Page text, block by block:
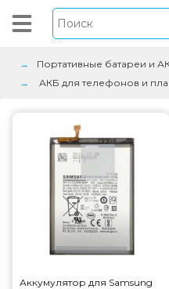
Портативные батареи и
АКБ для телефонов и
Аккумулятор для Samsung